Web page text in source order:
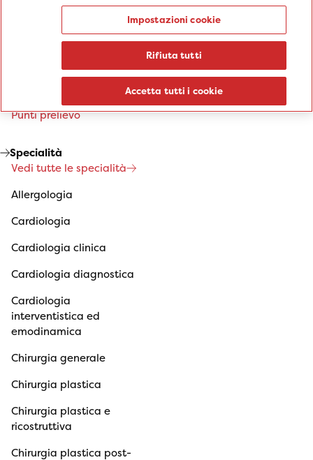
Informazioni
Punti prelievo
Specialità
Vedi tutte le specialità
Allergologia
Cardiologia
Cardiologia clinica
Cardiologia diagnostica
Cardiologia
interventistica ed
emodinamica
Chirurgia generale
Chirurgia plastica
Chirurgia plastica e
ricostruttiva
Chirurgia plastica post-
Prenota una visita
Prenota una visita
Impostazioni cookie
Rifiuta tutti
Accetta tutti i cookie